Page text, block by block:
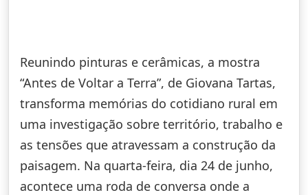
Reunindo pinturas e cerâmicas, a mostra
“Antes de Voltar a Terra”, de Giovana Tartas,
transforma memórias do cotidiano rural em
uma investigação sobre território, trabalho e
as tensões que atravessam a construção da
paisagem. Na quarta-feira, dia 24 de junho,
acontece uma roda de conversa onde a